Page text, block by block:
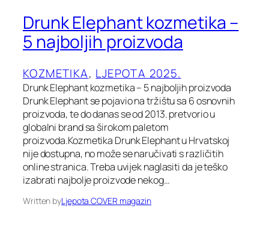
Drunk Elephant kozmetika –
5 najboljih proizvoda
KOZMETIKA, LJEPOTA 2025.
Drunk Elephant kozmetika – 5 najboljih proizvoda
Drunk Elephant se pojavio na tržištu sa 6 osnovnih
proizvoda, te do danas se od 2013. pretvorio u
globalni brand sa širokom paletom
proizvoda.Kozmetika Drunk Elephant u Hrvatskoj
nije dostupna, no može se naručivati s različitih
online stranica. Treba uvijek naglasiti da je teško
izabrati najbolje proizvode nekog…
Written byLjepota COVER magazin